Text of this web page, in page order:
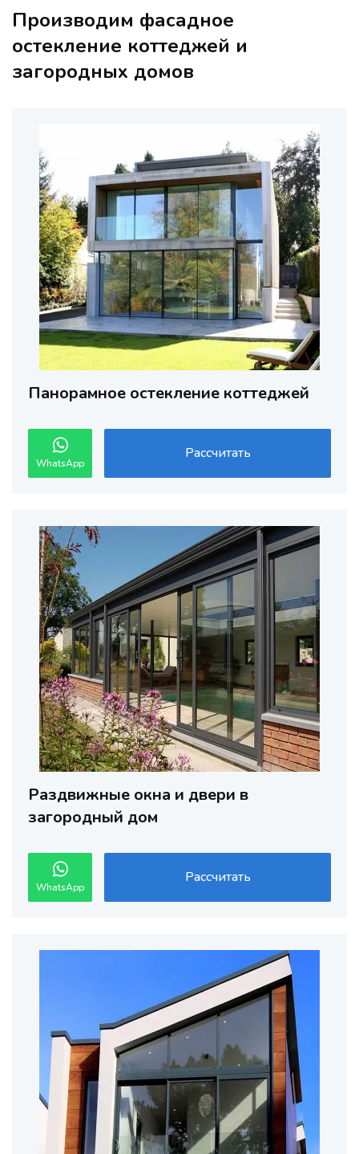
Производим фасадное
остекление коттеджей и
загородных домов
Панорамное остекление коттеджей
WhatsApp
Рассчитать
Раздвижные окна и двери в
загородный дом
WhatsApp
Рассчитать